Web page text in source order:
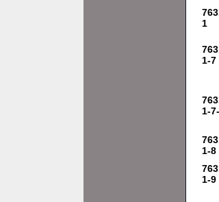
1
1-7
1-
1-8
1-9